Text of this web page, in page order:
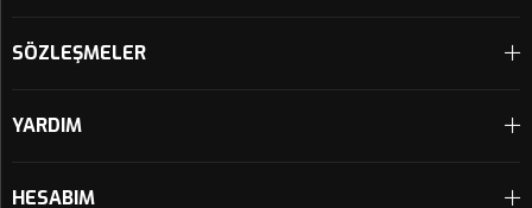
SÖZLEŞMELER
YARDIM
HESABIM